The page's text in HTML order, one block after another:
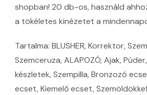
shopban! 20 db-os, használd
a tökéletes kinézetet a
Tartalma: BLUSHER, Korrektor,
Szemceruza, ALAPOZÓ, Ajak,
készletek, Szempilla, Bronzozó
ecset, Kiemelő ecset,